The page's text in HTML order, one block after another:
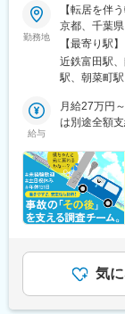
の重要な柱
当行のM&A
ワンチーム
ックで連携
な役割を担
■キャリアパ
・ゼネラリ
能です。
■組織につい
・ソリュー
に配属予定で
を擁する本
で、部一丸
勤務地
【転居を伴
京都、千葉
川県の各拠
県四日市市
1■東京支店
1-36-2■金沢
所：富山県
香川県高松
【最寄り駅】
近鉄富田駅
駅、朝菜町
町駅、猿猴
給与
月給27万円
は別途全額
気